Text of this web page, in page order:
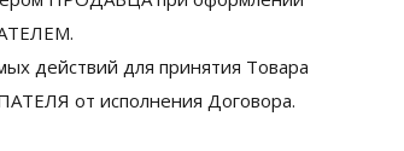
действий для принятия Товара
от исполнения Договора.